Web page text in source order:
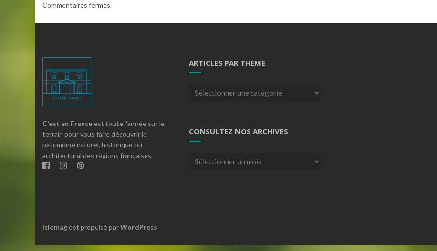
Commentaires fermés.
C'est en France est toute l'année sur le
terrain pour vous faire découvrir le
patrimoine naturel, historique ou
architectural des régions françaises.
ARTICLES PAR THEME
Articles
CONSULTEZ NOS ARCHIVES
Consultez
Islemag est propulsé parWordPress